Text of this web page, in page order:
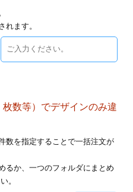
れます。
数等）でデザインのみ違
数を指定することで一括注文が
るか、一つのフォルダにまとめ
。